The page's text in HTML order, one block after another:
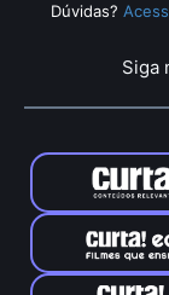
Dúvidas?
Siga